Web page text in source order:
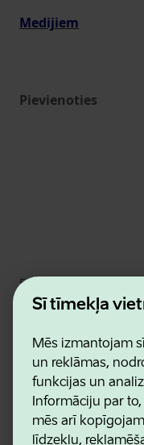
Šī tīmekļa
Mēs izmantojam
un reklāmas,
funkcijas un
Informāciju par
mēs arī
līdzekļu,
Medijiem
Pievienoties
Estonian Business and
Kontakti
Sadarbības partneri
Sīkdatņu un